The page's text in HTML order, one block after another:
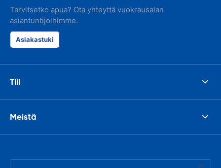
Tarvitsetko apua? Ota yhteyttä vuokrausalan
asiantuntijoihimme.
Asiakastuki
Tili
Meistä